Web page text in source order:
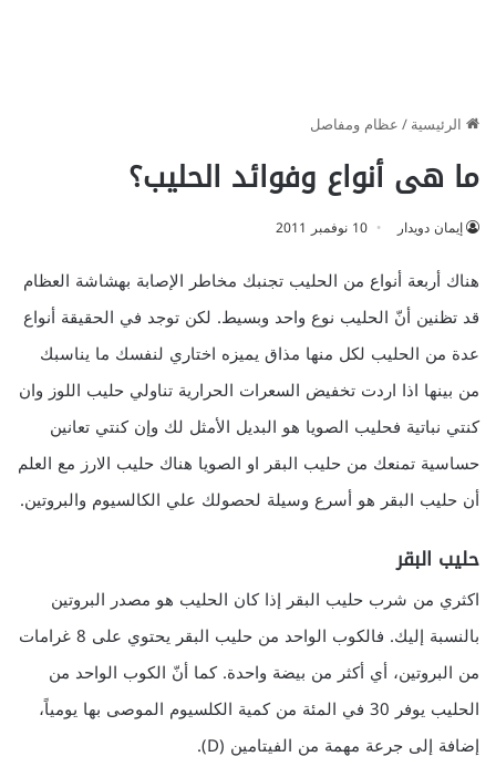
الرئيسية/عظام ومفاصل
ما هى أنواع وفوائد الحليب؟
إيمان دويدار 10 نوفمبر 2011
هناك أربعة أنواع من الحليب تجنبك مخاطر الإصابة بهشاشة العظام
قد تظنين أنّ الحليب نوع واحد وبسيط. لكن توجد في الحقيقة أنواع
عدة من الحليب لكل منها مذاق يميزه اختاري لنفسك ما يناسبك
من بينها اذا اردت تخفيض السعرات الحرارية تناولي حليب اللوز وان
كنتي نباتية فحليب الصويا هو البديل الأمثل لك وإن كنتي تعانين
حساسية تمنعك من حليب البقر او الصويا هناك حليب الارز مع العلم
أن حليب البقر هو أسرع وسيلة لحصولك علي الكالسيوم والبروتين.
حليب البقر
اكثري من شرب حليب البقر إذا كان الحليب هو مصدر البروتين
بالنسبة إليك. فالكوب الواحد من حليب البقر يحتوي على 8 غرامات
من البروتين، أي أكثر من بيضة واحدة. كما أنّ الكوب الواحد من
الحليب يوفر 30 في المئة من كمية الكلسيوم الموصى بها يومياً،
إضافة إلى جرعة مهمة من الفيتامين (D).